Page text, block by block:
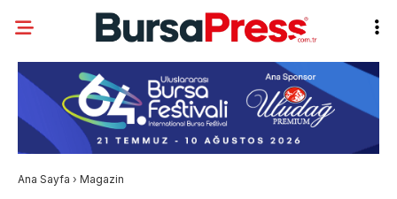
Ana Sayfa › Magazin